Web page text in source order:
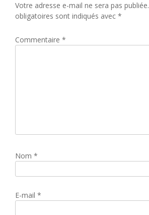
Votre adresse e-mail ne sera pas publiée.
obligatoires sont indiqués avec *
Commentaire *
Nom *
E-mail *